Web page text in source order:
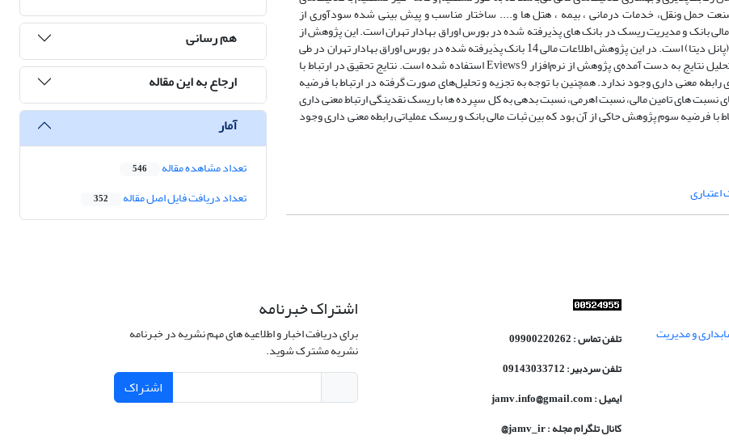
صنعت حمل ونقل، خدمات درمانی ، بیمه ، هتل ها و.... ساختار مناسب و پیش بینی شده سودآوری از
بانک و مدیریت ریسک در بانک های پذیرفته شده در بورس اوراق بهادار تهران است. این پژوهش از
نوع مطالعه کتابخانه‌ای و تحلیلی- علمی بوده و مبتنی بر تحلیل داده‌های تابلویی (پانل دیتا) است. در این پژوهش اطلاعات مالی 14 بانک پذیرفته شده در بورس اوراق بهادار تهران در طی
دوره زمانی 1391 تا 1396 بررسی شده است (84 بانک - سال). برای تجزیه و تحلیل نتایج به دست آمده‌ی پژوهش از نرم‌افزار 9 Eviews استفاده شده است. نتایج تحقیق در ارتباط با
معنی داری وجود ندارد. همچنین با توجه به تجزیه و تحلیل‌های صورت گرفته در ارتباط با فرضیه
های تامین مالی، نسبت اهرمی، نسبت بدهی به کل سپرده ها با ریسک نقدینگی ارتباط معنی داری
با فرضیه سوم پژوهش حاکی از آن بود که بین ثبات مالی بانک و ریسک عملیاتی رابطه معنی داری وجود
هم رسانی
ارجاع به این مقاله
آمار
تعداد مشاهده مقاله 546
تعداد دریافت فایل اصل مقاله 352
و مدیریت
تلفن تماس : 09900220262
تلفن سردبیر: 09143033712
ایمیل : jamv.info@gmail.com
کانال تلگرام مجله : jamv_ir@
اشتراک خبرنامه
برای دریافت اخبار و اطلاعیه های مهم نشریه در خبرنامه
نشریه مشترک شوید.
اشتراک